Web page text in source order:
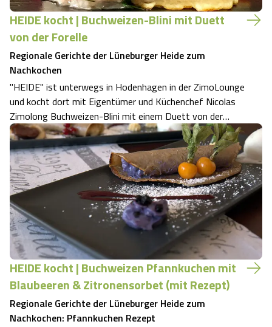
HEIDE kocht | Buchweizen-Blini mit Duett
von der Forelle
Regionale Gerichte der Lüneburger Heide zum
Nachkochen
"HEIDE" ist unterwegs in Hodenhagen in der ZimoLounge
und kocht dort mit Eigentümer und Küchenchef Nicolas
Zimolong Buchweizen-Blini mit einem Duett von der
Forelle (gebeizt und als Tatar), dazu eingelegtes Essig-
Gemüse und Kräuter-Schmand. Buchweizen ist eine
regionale Spezialität der Lüneburger H…
HEIDE kocht | Buchweizen Pfannkuchen mit
Blaubeeren & Zitronensorbet (mit Rezept)
Regionale Gerichte der Lüneburger Heide zum
Nachkochen: Pfannkuchen Rezept